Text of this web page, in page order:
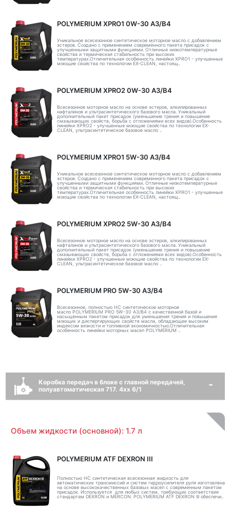
POLYMERIUM XPRO1 0W-30 A3/B4
Уникальное всесезонное синтетическое моторное масло с добавлением
эстеров. Создано с применением современного пакета присадок с
улучшенными защитными функциями. Отличные низкотемпературные
свойства и термическая стабильность при высоких
температурах.Отличительная особенность линейки XPRO1 - улучшенные
моющие свойства по технологии EX-CLEAN, настоящ..
POLYMERIUM XPRO2 0W-30 A3/B4
Всесезонное моторное масло на основе эстеров, алкилированных
нафталинов и ультрасинтетического базового масла. Уникальный
дополнительный пакет присадок (уменьшение трения и повышение
смазывающих свойств, борьба с отложениями всех видов).Особенность
линейки XPRO2 - улучшенные моющие свойства по технологии EX-
CLEAN, ультрасинтетическое базовое масло ..
POLYMERIUM XPRO1 5W-30 A3/B4
Уникальное всесезонное синтетическое моторное масло с добавлением
эстеров. Создано с применением современного пакета присадок с
улучшенными защитными функциями. Отличные низкотемпературные
свойства и термическая стабильность при высоких
температурах.Отличительная особенность линейки XPRO1 - улучшенные
моющие свойства по технологии EX-CLEAN, настоящ..
POLYMERIUM XPRO2 5W-30 A3/B4
Всесезонное моторное масло на основе эстеров, алкилированных
нафталинов и ультрасинтетического базового масла. Уникальный
дополнительный пакет присадок (уменьшение трения и повышение
смазывающих свойств, борьба с отложениями всех видов).Особенность
линейки XPRO2 - улучшенные моющие свойства по технологии EX-
CLEAN, ультрасинтетическое базовое масло ..
POLYMERIUM PRO 5W-30 A3/B4
Всесезонное, полностью HC синтетическое моторное
масло POLYMERIUM PRO 5W-30 A3/B4 с качественной базой и
насыщенным пакетом присадок для уменьшения трения и повышения
моющих и диспергирующих свойств масла, обладающее высоким
индексом вязкости и топливной экономичностью.Отличительная
особенность линейки моторных масел POLYMERIUM ..
Коробка передач в блоке с главной передачей,
полуавтоматическая 717. 4xx 6/1
Объем жидкости (основной): 1.7 л
POLYMERIUM ATF DEXRON III
Полностью НС синтетическая всесезонная жидкость для
автоматических трансмиссий и систем гидроусилителя руля изготовлена
на основе высококачественных базовых масел с современным пакетом
присадок. Используется для любых систем, требующих соответствия
стандартам DEXRON и MERCON. POLYMERIUM ATF DEXRON III обеспечи..